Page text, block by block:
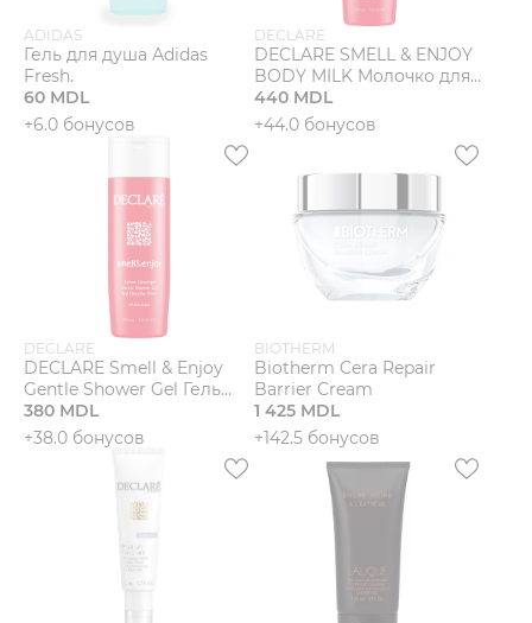
ADIDAS
Гель для душа Аdidas
Fresh.
60 MDL
+6.0 бонусов
DECLARE
DECLARE SMELL & ENJOY
BODY MILK Молочко для
тела
440 MDL
+44.0 бонусов
DECLARE
DECLARE Smell & Enjoy
Gentle Shower Gel Гель
для душа
380 MDL
+38.0 бонусов
BIOTHERM
Biotherm Cera Repair
Barrier Cream
1 425 MDL
+142.5 бонусов